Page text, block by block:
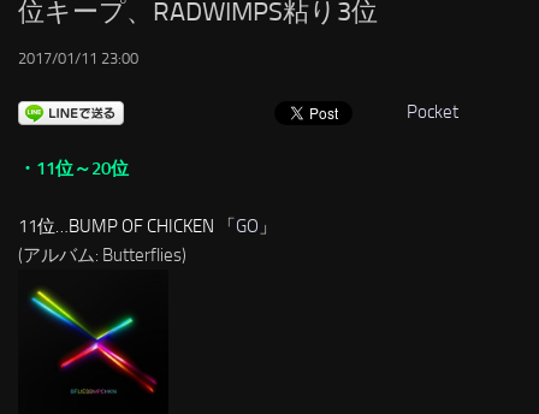
位キープ、RADWIMPS粘り3位
2017/01/11 23:00
Pocket
・11位～20位
11位…BUMP OF CHICKEN 「GO 」
(アルバム: Butterflies)